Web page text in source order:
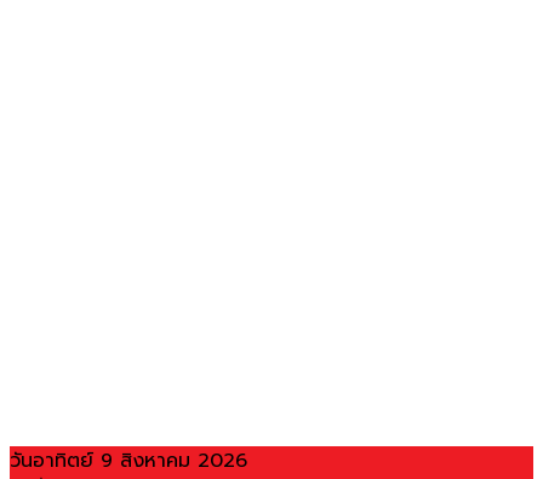
วันอาทิตย์ 9 สิงหาคม 2026